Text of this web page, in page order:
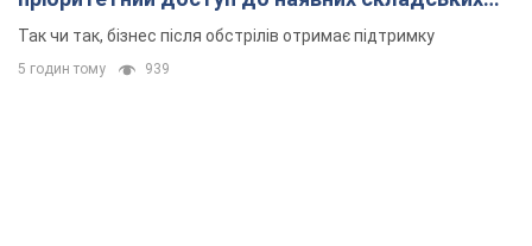
приміщень
Так чи так, бізнес після обстрілів отримає підтримку
5 годин тому 939